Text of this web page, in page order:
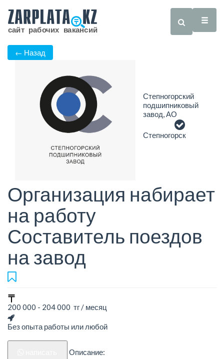
← Назад
Степногорский
подшипниковый
завод, АО
Степногорск
Организация набирает
на работу
Составитель поездов
на завод
200 000 - 204 000 тг / месяц
Без опыта работы или любой
Описание: